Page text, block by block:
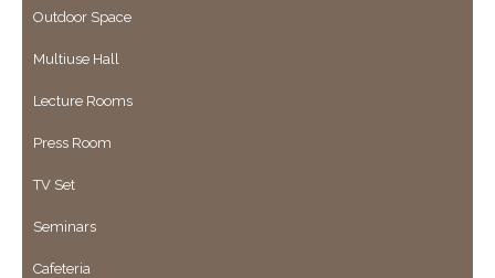
Outdoor Space
Multiuse Hall
Lecture Rooms
Press Room
TV Set
Seminars
Cafeteria